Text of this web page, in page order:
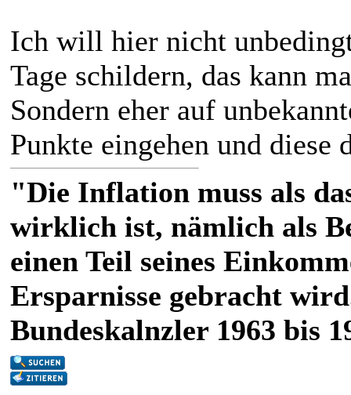
Ich will hier nicht
Tage schildern, das kann
Sondern eher auf
Punkte eingehen und diese
"Die Inflation muss als
wirklich ist, nämlich als
einen Teil seines
Ersparnisse gebracht
Bundeskalnzler 1963 bis